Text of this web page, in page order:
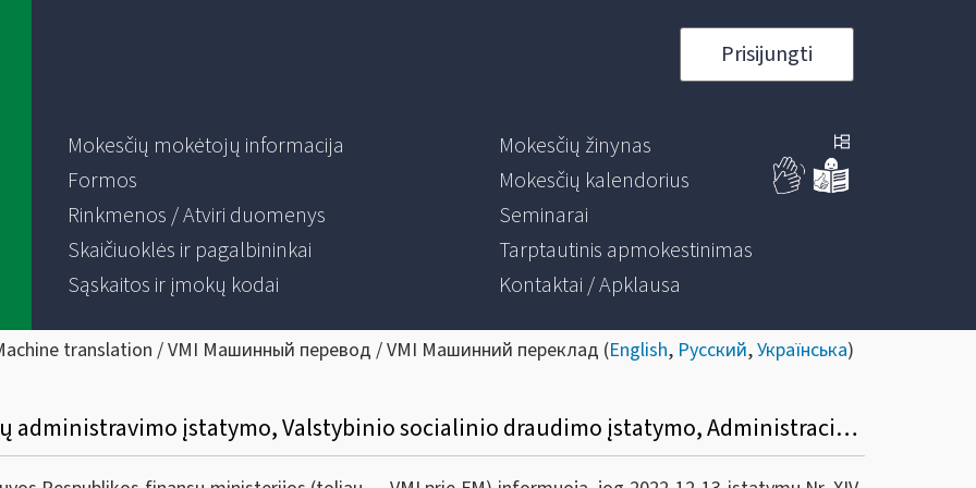
Prisijungti
Mokesčių mokėtojų informacija
Formos
Rinkmenos / Atviri duomenys
Skaičiuoklės ir pagalbininkai
Sąskaitos ir įmokų kodai
Mokesčių žinynas
Mokesčių kalendorius
Seminarai
Tarptautinis apmokestinimas
Kontaktai / Apklausa
translation / VMI Машинный перевод / VMI Машинний переклад (English, Русский,Українська)
Informacinis pranešimas dėl Mokesčių administravimo įstatymo, Valstybinio socialinio draudimo įstatymo, Administracinių nusižengimų kodekso pakeitimų.